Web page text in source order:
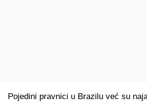
Pojedini pravnici u Brazilu već su